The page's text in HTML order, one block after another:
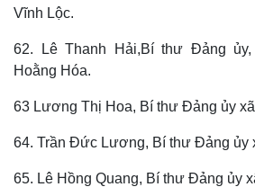
Vĩnh Lộc.
62. Lê Thanh Hải,Bí thư Đảng
Hoằng Hóa.
63 Lương Thị Hoa, Bí thư Đảng ủy
64. Trần Đức Lương, Bí thư Đảng ủy
65. Lê Hồng Quang, Bí thư Đảng ủy